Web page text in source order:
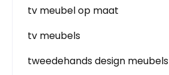
tv meubel op maat
tv meubels
tweedehands design meubels